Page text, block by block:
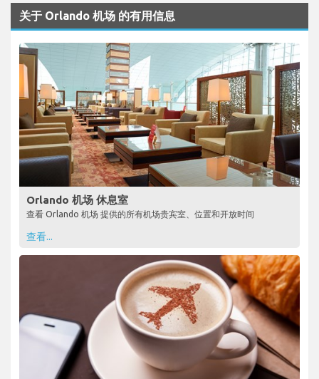
关于 Orlando 机场 的有用信息
Orlando 机场 休息室
查看 Orlando 机场 提供的所有机场贵宾室、位置和开放时间
查看...